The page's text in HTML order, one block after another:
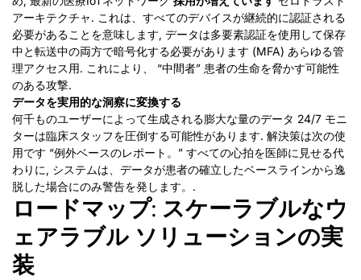
アーキテクチャ. これは、すべてのデバイスが継続的に認証される
必要があることを意味します, データは多要素認証を使用して保存
中と転送中の両方で暗号化する必要があります (MFA) あらゆる管
理アクセス用. これにより、 “中間者” 患者の生命を脅かす可能性
のある攻撃.
データを実用的な洞察に変換する
何千ものユーザーによって生成される膨大な量のデータ 24/7 モニ
ターは臨床スタッフを圧倒する可能性があります. 解決策は次の使
用です “例外ベースのレポート。” すべての心拍を医師に見せる代
わりに, システムは、データが患者の確立したベースラインから逸
脱した場合にのみ警告を発します。.
ロードマップ: スケーラブルなウ
ェアラブル ソリューションの実
装